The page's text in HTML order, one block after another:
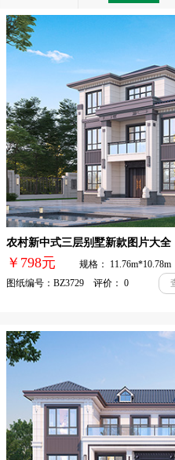
农村新中式三层别墅新款图片大全
￥798元
规格： 11.76m*10.78m
图纸编号：BZ3729 评价： 0